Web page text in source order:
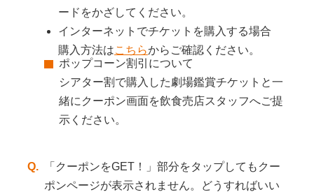
ードをかざしてください。
インターネットでチケットを購入する場合
購入方法はこちらからご確認ください。
ポップコーン割引について
シアター割で購入した劇場鑑賞チケットと一
緒にクーポン画面を飲食売店スタッフへご提
示ください。
Q.
「クーポンをGET！」部分をタップしてもクー
ポンページが表示されません。どうすればいい